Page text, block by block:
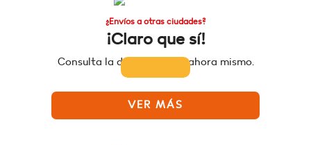
¿Envíos a otras ciudades?
¡Claro que sí!
Consulta la disponibilidad ahora mismo.
VER MÁS